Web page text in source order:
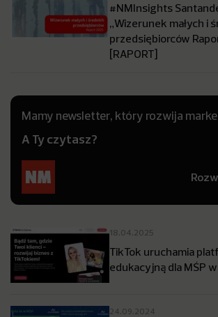
#NMInsights
„Wizerunek małych i
przedsiębiorców
[RAPORT]
Mamy newsletter, który rozwija
A Ty czytasz?
18.04.2025
TikTok uruchamia
edukacyjną dla MŚP
24.09.2024